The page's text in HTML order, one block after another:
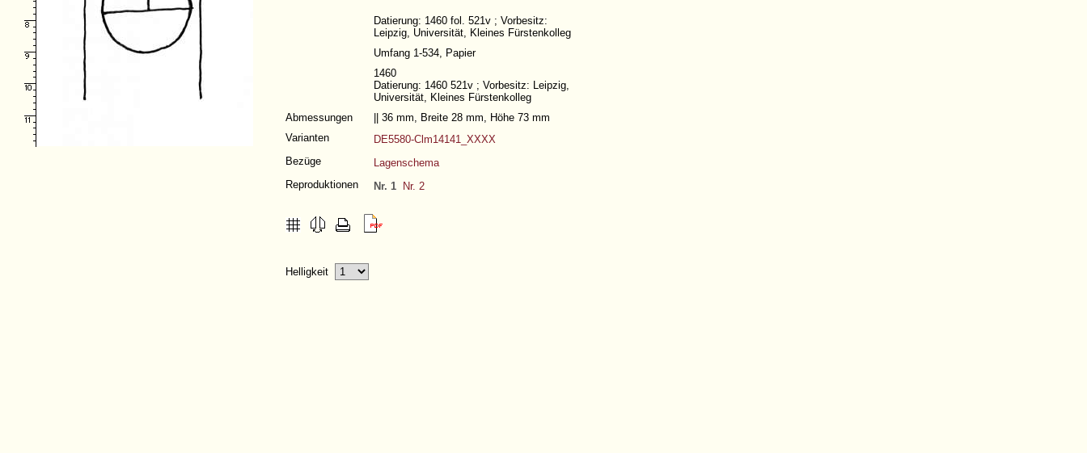
Datierung: 1460 fol. 521v ; Vorbesitz:
Leipzig, Universität, Kleines Fürstenkolleg
Umfang 1-534, Papier
1460
Datierung: 1460 521v ; Vorbesitz: Leipzig,
Universität, Kleines Fürstenkolleg
Abmessungen
|| 36 mm, Breite 28 mm, Höhe 73 mm
Varianten
DE5580-Clm14141_XXXX
Bezüge
Lagenschema
Reproduktionen
Nr. 1 Nr. 2
Helligkeit